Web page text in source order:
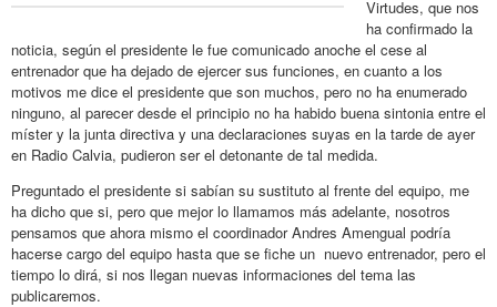
Virtudes, que nos
ha confirmado la
noticia, según el presidente le fue comunicado anoche el cese al
entrenador que ha dejado de ejercer sus funciones, en cuanto a los
motivos me dice el presidente que son muchos, pero no ha enumerado
ninguno, al parecer desde el principio no ha habido buena sintonia entre el
míster y la junta directiva y una declaraciones suyas en la tarde de ayer
en Radio Calvia, pudieron ser el detonante de tal medida.
Preguntado el presidente si sabían su sustituto al frente del equipo, me
ha dicho que si, pero que mejor lo llamamos más adelante, nosotros
pensamos que ahora mismo el coordinador Andres Amengual podría
hacerse cargo del equipo hasta que se fiche un nuevo entrenador, pero el
tiempo lo dirá, si nos llegan nuevas informaciones del tema las
publicaremos.